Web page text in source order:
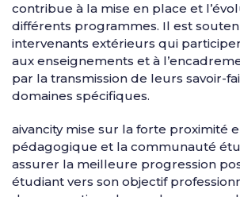
contribue à la mise en place et
différents programmes. Il est
intervenants extérieurs qui
aux enseignements et à
par la transmission de leurs savoir-
domaines spécifiques.
aivancity mise sur la forte proximité
pédagogique et la communauté
assurer la meilleure progression
étudiant vers son objectif